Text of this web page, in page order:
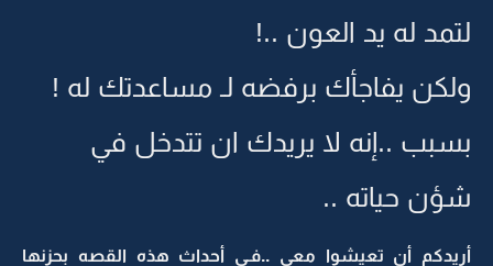
لتمد له يد العون ..!
ولكن يفاجأك برفضه لـ مساعدتك له !
بسبب ..إنه لا يريدك ان تتدخل في
شؤن حياته ..
أريدكم أن تعيشوا معي ..فـي أحداث هذه القصه بحزنها